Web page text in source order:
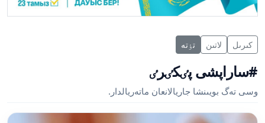
كىرىل لاتىن تٶتە
#ساراپشى پٸكٸرٸ
وسى تەگ بويىنشا جاريالانعان ماتەريالدار.